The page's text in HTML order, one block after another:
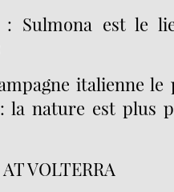
Sulmona est le
italienne le
la nature est plus
VOLTERRA